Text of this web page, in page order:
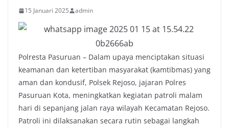
15 Januari 2025 admin
Polresta Pasuruan – Dalam upaya menciptakan situasi
keamanan dan ketertiban masyarakat (kamtibmas) yang
aman dan kondusif, Polsek Rejoso, jajaran Polres
Pasuruan Kota, meningkatkan kegiatan patroli malam
hari di sepanjang jalan raya wilayah Kecamatan Rejoso.
Patroli ini dilaksanakan secara rutin sebagai langkah